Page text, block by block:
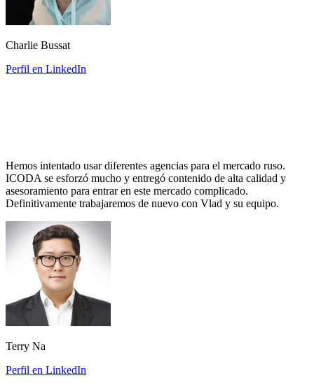
Charlie Bussat
Perfil en LinkedIn
Hemos intentado usar diferentes agencias para el mercado ruso.
ICODA se esforzó mucho y entregó contenido de alta calidad y
asesoramiento para entrar en este mercado complicado.
Definitivamente trabajaremos de nuevo con Vlad y su equipo.
Terry Na
Perfil en LinkedIn